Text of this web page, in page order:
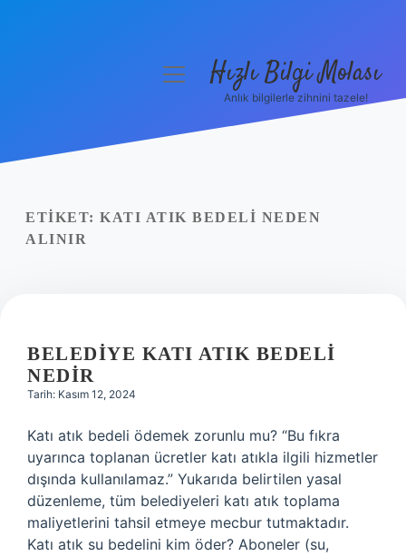
Yasal Uyarı
menüyüHızlı Bilgi Molası
Anlık bilgilerle zihnini tazele!
ETIKET: KATI ATIK BEDELI NEDEN
ALINIR
BELEDIYE KATI ATIK BEDELI
NEDIR
Tarih: Kasım 12, 2024
Katı atık bedeli ödemek zorunlu mu? “Bu fıkra
uyarınca toplanan ücretler katı atıkla ilgili hizmetler
dışında kullanılamaz.” Yukarıda belirtilen yasal
düzenleme, tüm belediyeleri katı atık toplama
maliyetlerini tahsil etmeye mecbur tutmaktadır.
Katı atık su bedelini kim öder? Aboneler (su,